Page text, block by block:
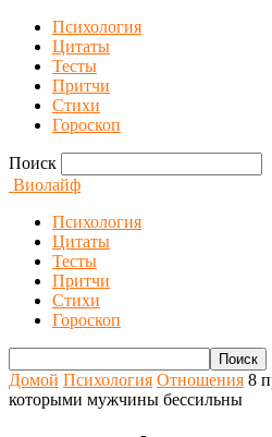
Психология
Цитаты
Тесты
Притчи
Стихи
Гороскоп
Поиск
Виолайф
Психология
Цитаты
Тесты
Притчи
Стихи
Гороскоп
Домой Психология Отношения 8
которыми мужчины бессильны